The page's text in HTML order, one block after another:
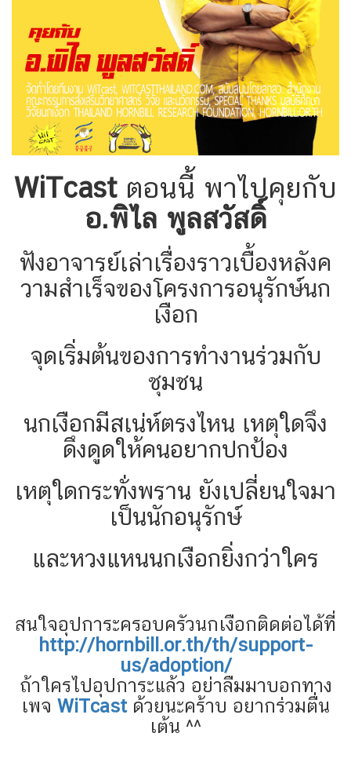
WiTcastตอนนี้ พาไปคุยกับ
อ.พิไล พูลสวัสดิ์
ฟังอาจารย์เล่าเรื่องราวเบื้องหลังค
วามสำเร็จของโครงการอนุรักษ์นก
เงือก
จุดเริ่มต้นของการทำงานร่วมกับ
ชุมชน
นกเงือกมีสเน่ห์ตรงไหน เหตุใดจึง
ดึงดูดให้คนอยากปกป้อง
เหตุใดกระทั่งพราน ยังเปลี่ยนใจมา
เป็นนักอนุรักษ์
และหวงแหนนกเงือกยิ่งกว่าใคร
สนใจอุปการะครอบครัวนกเงือกติดต่อได้ที่
http://hornbill.or.th/th/support-
us/adoption/
ถ้าใครไปอุปการะแล้ว อย่าลืมมาบอกทาง
เพจ WiTcast ด้วยนะคร้าบ อยากร่วมตื่น
เต้น ^^